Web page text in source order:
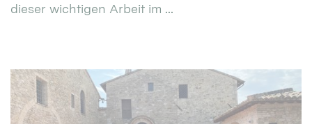
dieser wichtigen Arbeit im ...